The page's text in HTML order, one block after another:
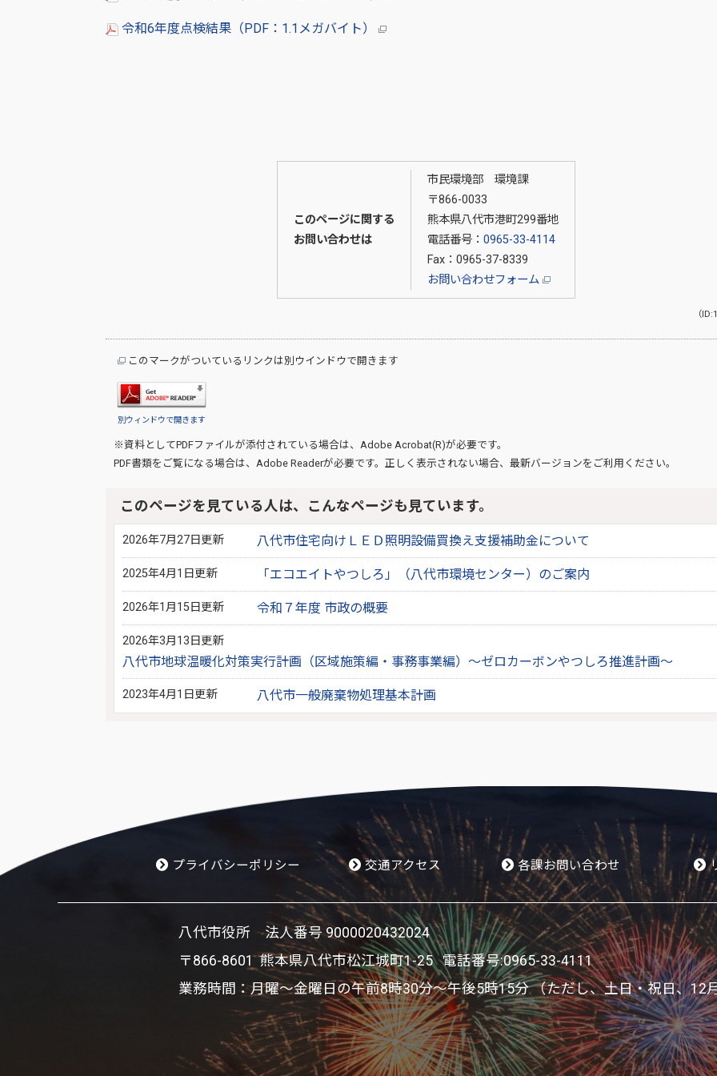
令和6年度点検結果（PDF：1.1メガバイト）
このページに関する
お問い合わせは
市民環境部 環境課
〒866-0033
熊本県八代市港町299番地
電話番号： 0965-33-4114
Fax：0965-37-8339
お問い合わせフォーム
（
このマークがついているリンクは別ウインドウで開きます
別ウィンドウで開きます
※資料としてPDFファイルが添付されている場合は、 Adobe Acrobat(R)が必要です。
PDF書類をご覧になる場合は、 Adobe Readerが必要です。正しく表示されない場合、最新バージョンをご利用ください。
このページを見ている人は、こんなページも見ています。
2026年7月27日更新 八代市住宅向けＬＥＤ照明設備買換え支援補助金について
2025年4月1日更新 「エコエイトやつしろ」（八代市環境センター）のご案内
2026年1月15日更新 令和７年度 市政の概要
2026年3月13日更新
八代市地球温暖化対策実行計画（区域施策編・事務事業編）～ゼロカーボンやつしろ推進計画～
2023年4月1日更新 八代市一般廃棄物処理基本計画
プライバシーポリシー 交通アクセス 各課お問い合わせ
八代市役所 法人番号 9000020432024
〒866-8601 熊本県八代市松江城町1-25 電話番号:0965-33-4111
業務時間：月曜～金曜日の午前8時30分～午後5時15分 （ただし、土日・祝日、12